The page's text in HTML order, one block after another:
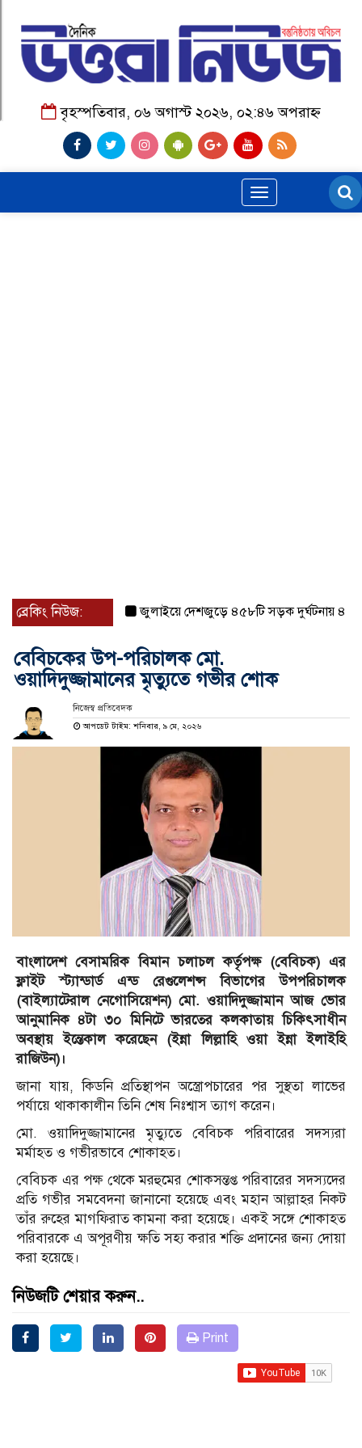
বৃহস্পতিবার, ০৬ অগাস্ট ২০২৬, ০২:৪৬ অপরাহ্ন
Toggle
navigation
ব্রেকিং নিউজ: জুলাইয়ে দেশজুড়ে ৪৫৮টি সড়ক দুর্ঘটনায় ৪১৬ জন
বেবিচকের উপ-পরিচালক মো.
ওয়াদিদুজ্জামানের মৃত্যুতে গভীর শোক
নিজেস্ব প্রতিবেদক
আপডেট টাইম: শনিবার, ৯ মে, ২০২৬
বাংলাদেশ বেসামরিক বিমান চলাচল কর্তৃপক্ষ (বেবিচক) এর
ফ্লাইট স্ট্যান্ডার্ড এন্ড রেগুলেশন্স বিভাগের উপপরিচালক
(বাইল্যাটেরাল নেগোসিয়েশন) মো. ওয়াদিদুজ্জামান আজ ভোর
আনুমানিক ৪টা ৩০ মিনিটে ভারতের কলকাতায় চিকিৎসাধীন
অবস্থায় ইন্তেকাল করেছেন (ইন্না লিল্লাহি ওয়া ইন্না ইলাইহি
রাজিউন)।
জানা যায়, কিডনি প্রতিস্থাপন অস্ত্রোপচারের পর সুস্থতা লাভের
পর্যায়ে থাকাকালীন তিনি শেষ নিঃশ্বাস ত্যাগ করেন।
মো. ওয়াদিদুজ্জামানের মৃত্যুতে বেবিচক পরিবারের সদস্যরা
মর্মাহত ও গভীরভাবে শোকাহত।
বেবিচক এর পক্ষ থেকে মরহুমের শোকসন্তপ্ত পরিবারের সদস্যদের
প্রতি গভীর সমবেদনা জানানো হয়েছে এবং মহান আল্লাহর নিকট
তাঁর রুহের মাগফিরাত কামনা করা হয়েছে। একই সঙ্গে শোকাহত
পরিবারকে এ অপূরণীয় ক্ষতি সহ্য করার শক্তি প্রদানের জন্য দোয়া
করা হয়েছে।
নিউজটি শেয়ার করুন..
Print